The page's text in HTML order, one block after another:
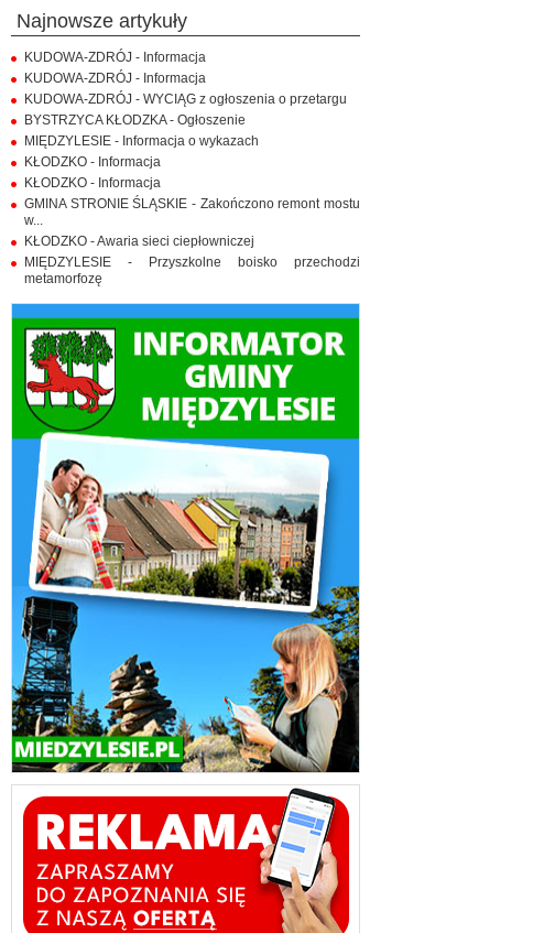
najnowsze artykuły
KUDOWA-ZDRÓJ - Informacja
KUDOWA-ZDRÓJ - Informacja
KUDOWA-ZDRÓJ - WYCIĄG z ogłoszenia o przetargu
BYSTRZYCA KŁODZKA - Ogłoszenie
MIĘDZYLESIE - Informacja o wykazach
KŁODZKO - Informacja
KŁODZKO - Informacja
GMINA STRONIE ŚLĄSKIE - Zakończono remont mostu
w...
KŁODZKO - Awaria sieci ciepłowniczej
MIĘDZYLESIE - Przyszkolne boisko przechodzi
metamorfozę